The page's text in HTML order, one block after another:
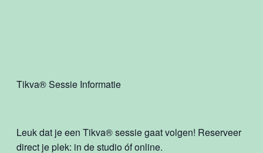
Tikva® Sessie Informatie
Leuk dat je een Tikva® sessie gaat volgen! Reserveer
direct je plek: in de studio óf online.